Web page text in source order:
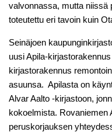
valvonnassa, mutta niissä
toteutettu eri tavoin kuin
Seinäjoen
uusi Apila-
kirjastorakennus
asuunsa. Apilasta on
Alvar Aalto -kirjastoon,
kokoelmista. Rovaniemen
peruskorjauksen